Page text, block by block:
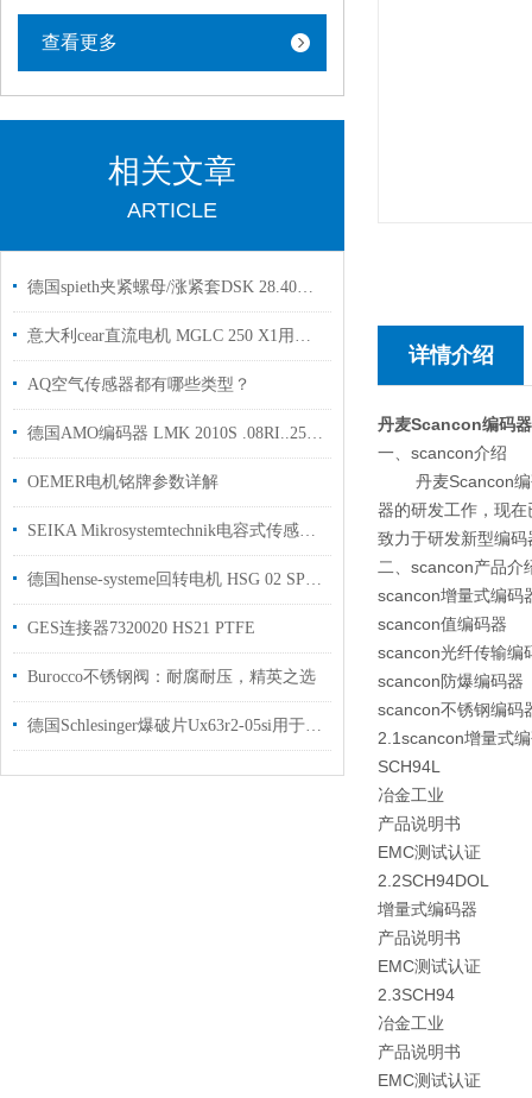
查看更多
相关文章
ARTICLE
德国spieth夹紧螺母/涨紧套DSK 28.40国内代理库存现货
意大利cear直流电机 MGLC 250 X1用于造纸行业使用
AQ空气传感器都有哪些类型？
德国AMO编码器 LMK 2010S .08RI..25-20- 3,00-03S12-UJ测量原理
OEMER电机铭牌参数详解
SEIKA Mikrosystemtechnik电容式传感器介绍
德国hense-systeme回转电机 HSG 02 SP用于轮胎制造行业
GES连接器7320020 HS21 PTFE
Burocco不锈钢阀：耐腐耐压，精英之选
德国Schlesinger爆破片Ux63r2-05si用于制药行业使用授权代理
详情介绍
丹麦Scancon编码
一、scancon介绍
丹麦Scancon编码
器的研发工作，现
致力于研发新型编
二、scancon产品介
scancon增量式编码
scancon值编码器
scancon光纤传输编
scancon防爆编码器
scancon不锈钢编码
2.1scancon增量式
SCH94L
冶金工业
产品说明书
EMC测试认证
2.2SCH94DOL
增量式编码器
产品说明书
EMC测试认证
2.3SCH94
冶金工业
产品说明书
EMC测试认证